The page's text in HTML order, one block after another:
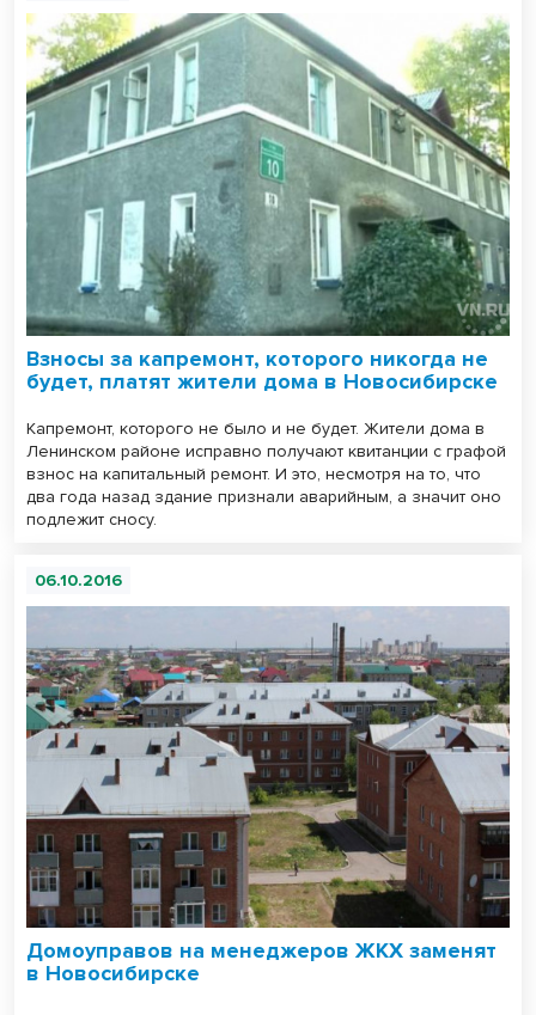
Взносы за капремонт, которого никогда не
будет, платят жители дома в Новосибирске
Капремонт, которого не было и не будет. Жители дома в
Ленинском районе исправно получают квитанции с графой
взнос на капитальный ремонт. И это, несмотря на то, что
два года назад здание признали аварийным, а значит оно
подлежит сносу.
06.10.2016
Домоуправов на менеджеров ЖКХ заменят
в Новосибирске